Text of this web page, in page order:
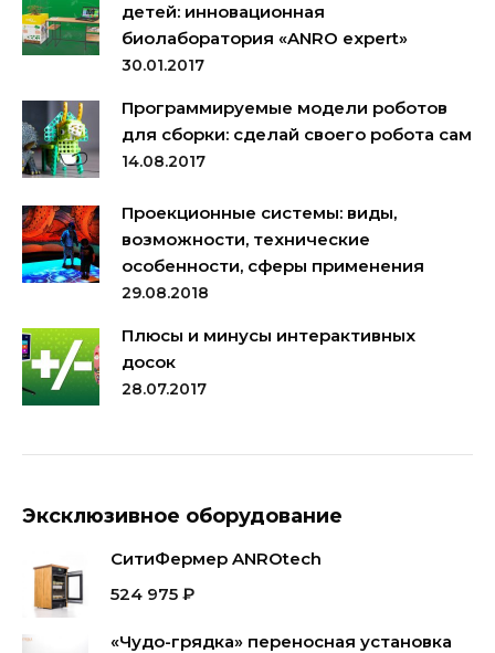
детей: инновационная
биолаборатория «ANRO expert»
30.01.2017
Программируемые модели роботов
для сборки: сделай своего робота сам
14.08.2017
Проекционные системы: виды,
возможности, технические
особенности, сферы применения
29.08.2018
Плюсы и минусы интерактивных
досок
28.07.2017
Эксклюзивное оборудование
СитиФермер ANROtech
524 975 ₽
«Чудо-грядка» переносная установка